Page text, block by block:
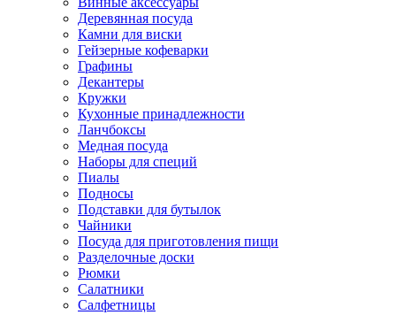
Деревянная посуда
Камни для виски
Гейзерные кофеварки
Графины
Декантеры
Кружки
Кухонные принадлежности
Ланчбоксы
Медная посуда
Наборы для специй
Пиалы
Подносы
Подставки для бутылок
Чайники
Посуда для приготовления пищи
Разделочные доски
Рюмки
Салатники
Салфетницы